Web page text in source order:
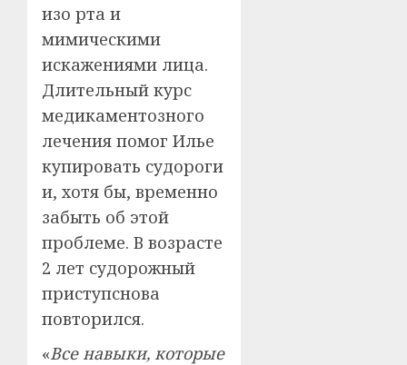
изо рта и
мимическими
искажениями лица.
Длительный курс
медикаментозного
лечения помог Илье
купировать судороги
и, хотя бы, временно
забыть об этой
проблеме. В возрасте
2 лет судорожный
приступснова
повторился.
«Все навыки, которые